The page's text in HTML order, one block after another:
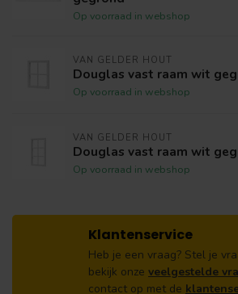
Op voorraad in webshop
VAN GELDER HOUT
Douglas vast raam wit
Op voorraad in webshop
VAN GELDER HOUT
Douglas vast raam wit
Op voorraad in webshop
Klantenservice
Heb je een vraag? Stel je
bekijk onze veelgestelde
contact op met de